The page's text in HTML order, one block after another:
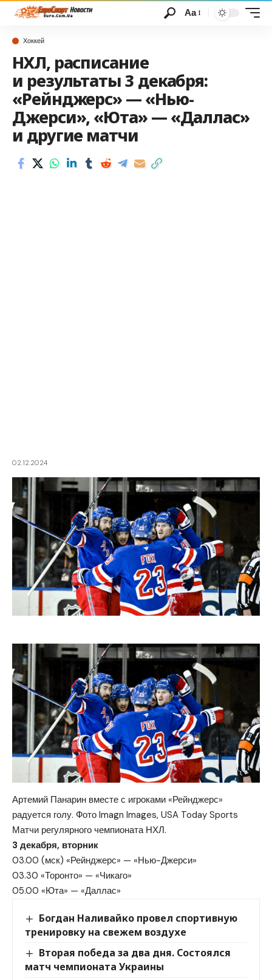
Аа
Хоккей
НХЛ, расписание
и результаты 3 декабря:
«Рейнджерс» — «Нью-
Джерси», «Юта» — «Даллас»
и другие матчи
02.12.2024
Артемий Панарин вместе с игроками «Рейнджерс»
радуется голу. Фото Imagn Images, USA Today Sports
Матчи регулярного чемпионата НХЛ.
3 декабря, вторник
03.00 (мск) «Рейнджерс» — «Нью-Джерси»
03.30 «Торонто» — «Чикаго»
05.00 «Юта» — «Даллас»
Богдан Наливайко провел спортивную
тренировку на свежем воздухе
Вторая победа за два дня. Состоялся
матч чемпионата Украины